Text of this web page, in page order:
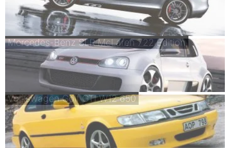
Mercedes-Benz SLR McLaren 722 Edition
Volkswagen Golf GTI W12 650